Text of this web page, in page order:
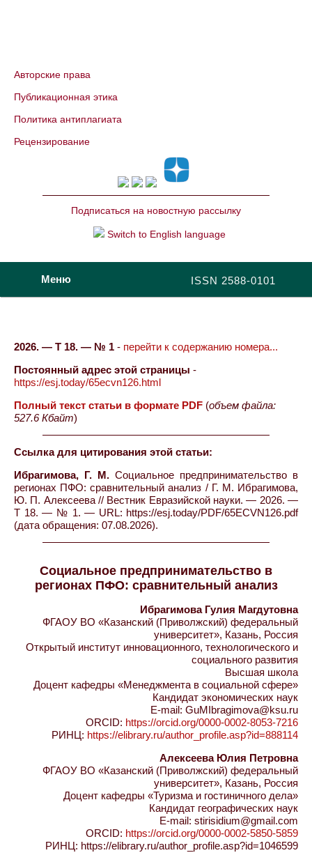
Авторские права
Публикационная этика
Политика антиплагиата
Рецензирование
Подписаться на новостную рассылку
Switch to English language
ISSN 2588-0101
Меню
2026. — Т 18. — № 1 - перейти к содержанию номера...
Постоянный адрес этой страницы -
https://esj.today/65ecvn126.html
Полный текст статьи в формате PDF (объем файла:
527.6 Кбайт)
Ссылка для цитирования этой статьи:
Ибрагимова, Г. М. Социальное предпринимательство в
регионах ПФО: сравнительный анализ / Г. М. Ибрагимова,
Ю. П. Алексеева // Вестник Евразийской науки. — 2026. —
Т 18. — № 1. — URL: https://esj.today/PDF/65ECVN126.pdf
(дата обращения: 07.08.2026).
Социальное предпринимательство в
регионах ПФО: сравнительный анализ
Ибрагимова Гулия Магдутовна
ФГАОУ ВО «Казанский (Приволжский) федеральный
университет», Казань, Россия
Открытый институт инновационного, технологического и
социального развития
Высшая школа
Доцент кафедры «Менеджмента в социальной сфере»
Кандидат экономических наук
E-mail: GuMIbragimova@ksu.ru
ORCID: https://orcid.org/0000-0002-8053-7216
РИНЦ: https://elibrary.ru/author_profile.asp?id=888114
Алексеева Юлия Петровна
ФГАОУ ВО «Казанский (Приволжский) федеральный
университет», Казань, Россия
Доцент кафедры «Туризма и гостиничного дела»
Кандидат географических наук
E-mail: stirisidium@gmail.com
ORCID: https://orcid.org/0000-0002-5850-5859
РИНЦ: https://elibrary.ru/author_profile.asp?id=1046599